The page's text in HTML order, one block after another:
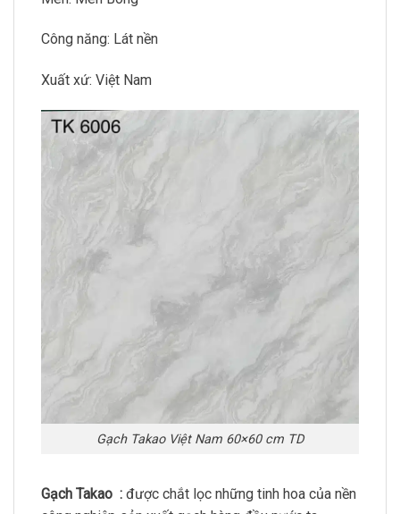
Công năng: Lát nền
Xuất xứ: Việt Nam
Gạch Takao Việt Nam 60×60 cm TD
Gạch Takao : được chắt lọc những tinh hoa của nền